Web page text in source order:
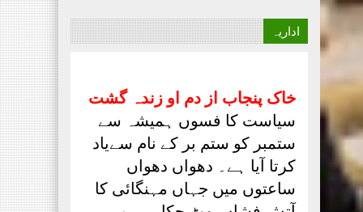
اداریہ
خاک پنجاب از دم او زندہ گشت
سیاست کا فسوں ہمیشہ سے
ستمبر کو ستم بر کے نام سےیاد
کرتا آیا ہے۔ دھواں دھواں
ساعتوں میں جہاں مہنگائی کا